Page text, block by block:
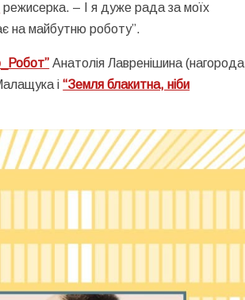
режисерка. – І я дуже рада за моїх
на майбутню роботу”.
Анатолія Лавренішина (нагорода
і“Земля блакитна, ніби